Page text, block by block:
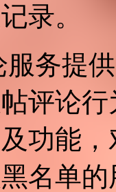
录。
务提
评论
功能
名单